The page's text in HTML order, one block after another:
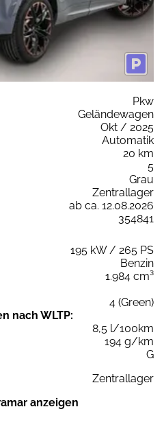
Pkw
Geländewagen
Okt / 2025
Automatik
20 km
5
Grau
Zentrallager
ab ca. 12.08.2026
354841
195 kW / 265 PS
Benzin
1.984 cm³
4 (Green)
nach WLTP:
8,5 l/100km
194 g/km
G
Zentrallager
anzeigen